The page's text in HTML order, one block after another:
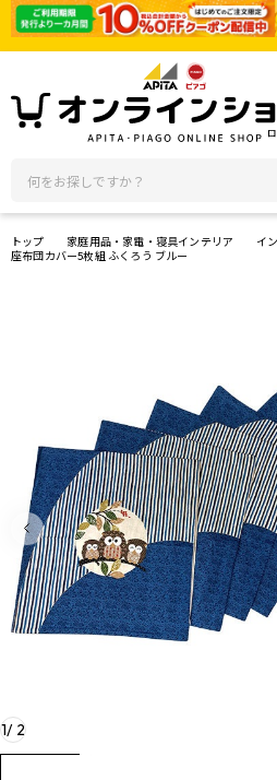
トップ 家庭用品・家電・寝具インテリア イ
座布団カバー5枚組 ふくろう ブルー
1/ 2